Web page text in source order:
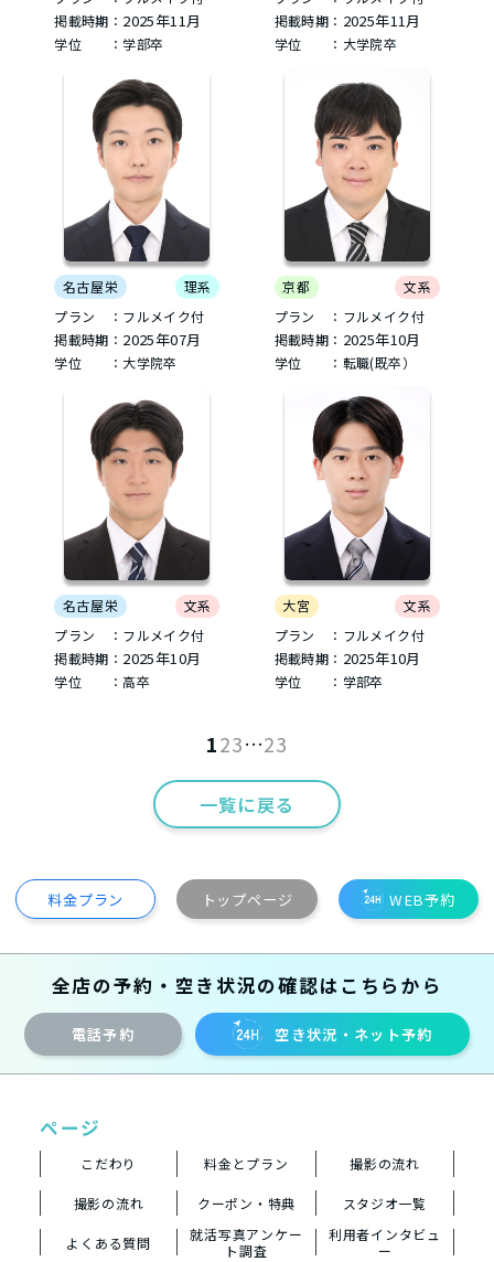
掲載時期： 2025年11月
学位 ：学部卒
掲載時期： 2025年11月
学位 ：大学院卒
名古屋栄
理系
プラン ：フルメイク付
掲載時期： 2025年07月
学位 ：大学院卒
京都
文系
プラン ：フルメイク付
掲載時期： 2025年10月
学位 ：転職(既卒）
名古屋栄
文系
プラン ：フルメイク付
掲載時期： 2025年10月
学位 ：高卒
大宮
文系
プラン ：フルメイク付
掲載時期： 2025年10月
学位 ：学部卒
123…23
一覧に戻る
料金プラン トップページ WEB予約
全店の予約・空き状況の確認はこちらから
電話予約 空き状況・ネット予約
ページ
こだわり 料金とプラン 撮影の流れ
撮影の流れ クーポン・特典 スタジオ一覧
よくある質問
就活写真アンケー
ト調査
利用者インタビュ
ー